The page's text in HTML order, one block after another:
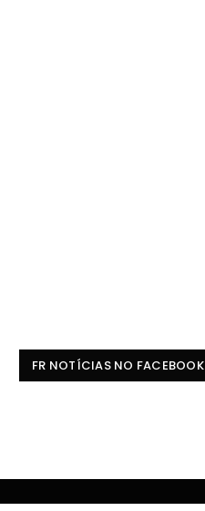
FR NOTÍCIAS NO FACEBOOK